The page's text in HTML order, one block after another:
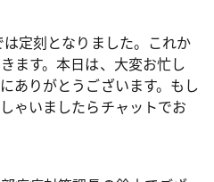
定刻となりました。これか
ます。本日は、大変お忙し
ありがとうございます。もし
ゃいましたらチャットでお